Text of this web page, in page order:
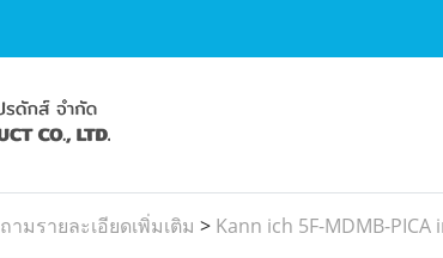
ามรายละเอียดเพิ่มเติม > Kann ich 5F-MDMB-